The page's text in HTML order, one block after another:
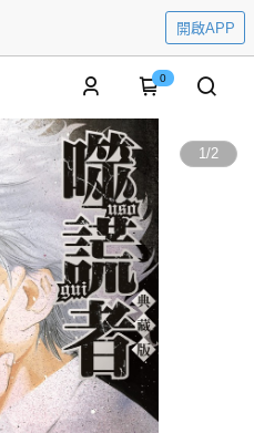
開啟APP
0
1/2